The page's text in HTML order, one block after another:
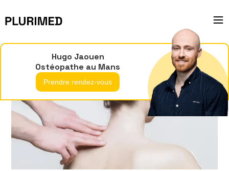
Hugo Jaouen
Ostéopathe au Mans
Prendre rendez-vous